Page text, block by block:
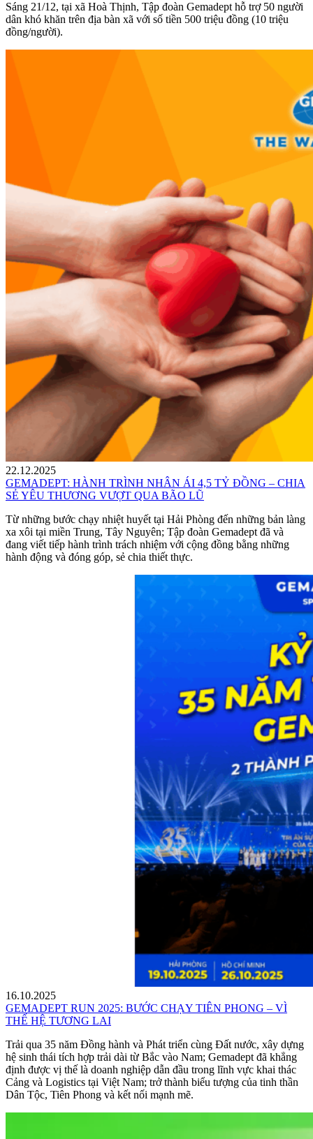
Sáng 21/12, tại xã Hoà Thịnh, Tập đoàn Gemadept hỗ trợ 50 người
dân khó khăn trên địa bàn xã với số tiền 500 triệu đồng (10 triệu
đồng/người).
22.12.2025
GEMADEPT: HÀNH TRÌNH NHÂN ÁI 4,5 TỶ ĐỒNG – CHIA
SẺ YÊU THƯƠNG VƯỢT QUA BÃO LŨ
Từ những bước chạy nhiệt huyết tại Hải Phòng đến những bản làng
xa xôi tại miền Trung, Tây Nguyên; Tập đoàn Gemadept đã và
đang viết tiếp hành trình trách nhiệm với cộng đồng bằng những
hành động và đóng góp, sẻ chia thiết thực.
16.10.2025
GEMADEPT RUN 2025: BƯỚC CHẠY TIÊN PHONG – VÌ
THẾ HỆ TƯƠNG LAI
Trải qua 35 năm Đồng hành và Phát triển cùng Đất nước, xây dựng
hệ sinh thái tích hợp trải dài từ Bắc vào Nam; Gemadept đã khẳng
định được vị thế là doanh nghiệp dẫn đầu trong lĩnh vực khai thác
Cảng và Logistics tại Việt Nam; trở thành biểu tượng của tinh thần
Dân Tộc, Tiên Phong và kết nối mạnh mẽ.